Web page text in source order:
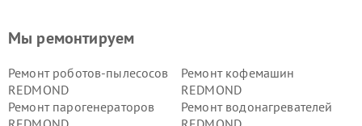
Мы ремонтируем
Ремонт роботов-пылесосов
REDMOND
Ремонт кофемашин
REDMOND
Ремонт парогенераторов
Ремонт водонагревателей